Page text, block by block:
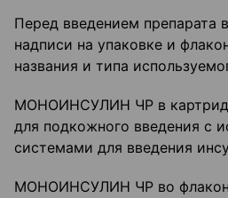
Перед введением препарата
надписи на упаковке и
названия и типа
МОНОИНСУЛИН ЧР в
для подкожного введения с
системами для введения
МОНОИНСУЛИН ЧР во